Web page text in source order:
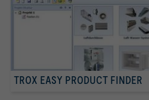
TROX EASY PRODUCT FINDER